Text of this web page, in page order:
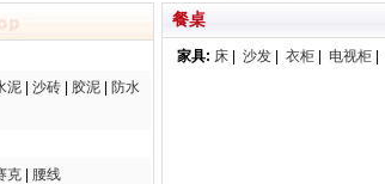
泥 沙砖 胶泥
防水
克
腰线
餐桌
家具: 床 沙发 衣柜 电视柜